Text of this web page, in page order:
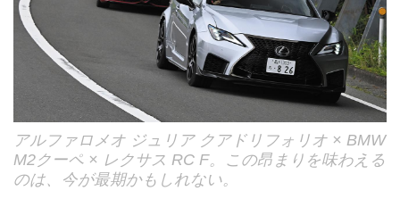
アルファロメオ ジュリア クアドリフォリオ × BMW
M2クーペ × レクサス RC F。この昂まりを味わえる
のは、今が最期かもしれない。